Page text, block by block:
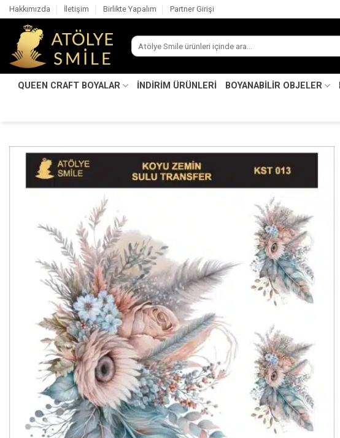
İçeriğe
atla
Hakkımızda İletişim Birlikte Yapalım Partner Girişi
Ara:
QUEEN CRAFT BOYALAR İNDİRİM ÜRÜNLERİ BOYANABİLİR OBJELER
Favorilerime